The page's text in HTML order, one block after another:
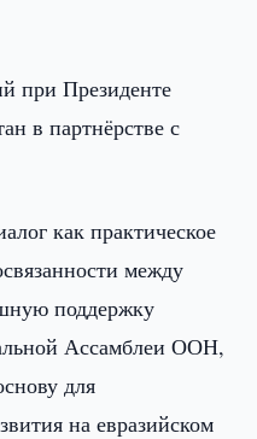
при Президенте
в партнёрстве с
как практическое
между
поддержку
Ассамблеи ООН,
для
на евразийском